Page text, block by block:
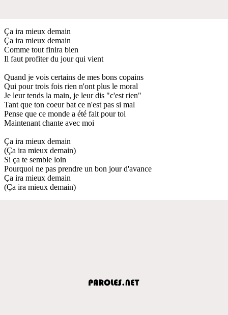
Ça ira mieux demain
Ça ira mieux demain
Comme tout finira bien
Il faut profiter du jour qui vient
Quand je vois certains de mes bons copains
Qui pour trois fois rien n'ont plus le moral
Je leur tends la main, je leur dis "c'est rien"
Tant que ton coeur bat ce n'est pas si mal
Pense que ce monde a été fait pour toi
Maintenant chante avec moi
Ça ira mieux demain
(Ça ira mieux demain)
Si ça te semble loin
Pourquoi ne pas prendre un bon jour d'avance
Ça ira mieux demain
(Ça ira mieux demain)